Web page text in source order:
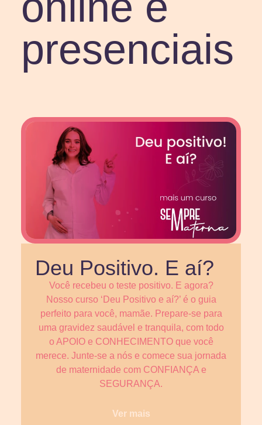
presenciais
Deu Positivo. E aí?
Você recebeu o teste positivo. E agora?
Nosso curso ‘Deu Positivo e aí?’ é o guia
perfeito para você, mamãe. Prepare-se para
uma gravidez saudável e tranquila, com todo
o APOIO e CONHECIMENTO que você
merece. Junte-se a nós e comece sua jornada
de maternidade com CONFIANÇA e
SEGURANÇA.
Ver mais